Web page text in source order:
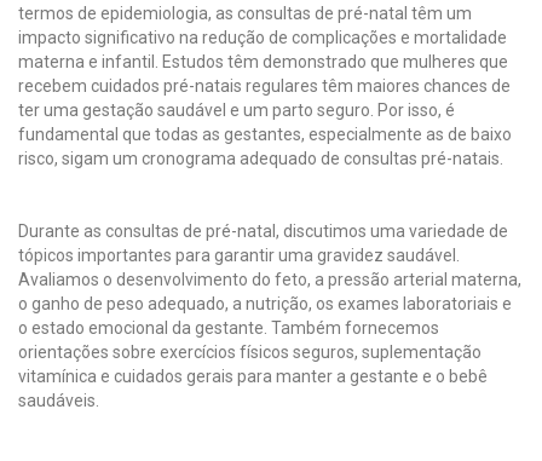
termos de epidemiologia, as consultas de pré-natal têm um
impacto significativo na redução de complicações e mortalidade
materna e infantil. Estudos têm demonstrado que mulheres que
recebem cuidados pré-natais regulares têm maiores chances de
ter uma gestação saudável e um parto seguro. Por isso, é
fundamental que todas as gestantes, especialmente as de baixo
risco, sigam um cronograma adequado de consultas pré-natais.
Durante as consultas de pré-natal, discutimos uma variedade de
tópicos importantes para garantir uma gravidez saudável.
Avaliamos o desenvolvimento do feto, a pressão arterial materna,
o ganho de peso adequado, a nutrição, os exames laboratoriais e
o estado emocional da gestante. Também fornecemos
orientações sobre exercícios físicos seguros, suplementação
vitamínica e cuidados gerais para manter a gestante e o bebê
saudáveis.